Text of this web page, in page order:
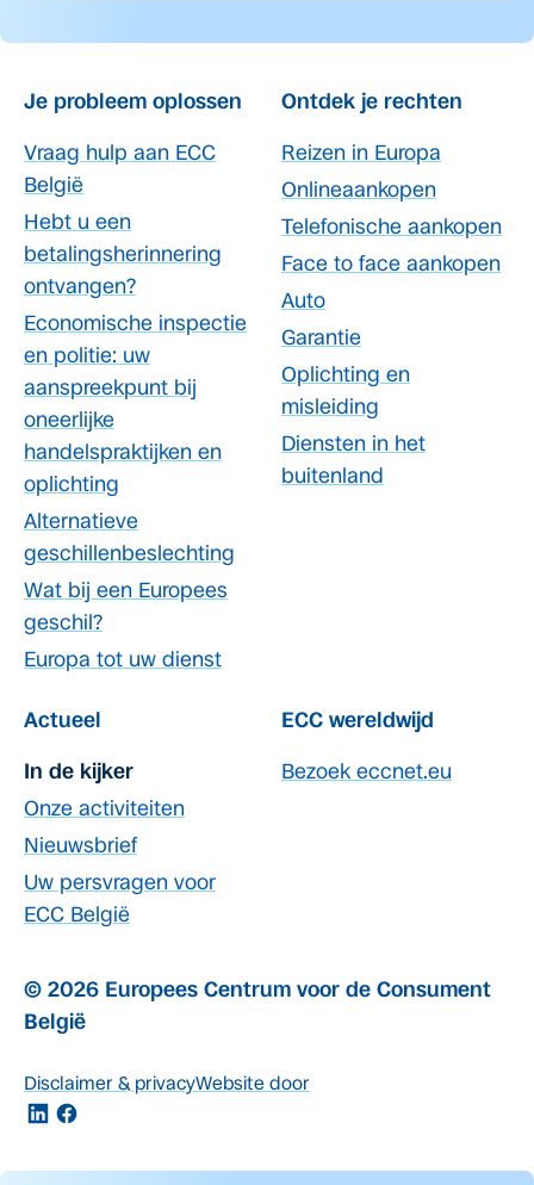
Je probleem oplossen
Vraag hulp aan ECC
België
Hebt u een
betalingsherinnering
ontvangen?
Economische inspectie
en politie: uw
aanspreekpunt bij
oneerlijke
handelspraktijken en
oplichting
Alternatieve
geschillenbeslechting
Wat bij een Europees
geschil?
Europa tot uw dienst
Ontdek je rechten
Reizen in Europa
Onlineaankopen
Telefonische aankopen
Face to face aankopen
Auto
Garantie
Oplichting en
misleiding
Diensten in het
buitenland
Actueel
In de kijker
Onze activiteiten
Nieuwsbrief
Uw persvragen voor
ECC België
ECC wereldwijd
Bezoek eccnet.eu
© 2026 Europees Centrum voor de Consument
België
Disclaimer & privacyWebsite door